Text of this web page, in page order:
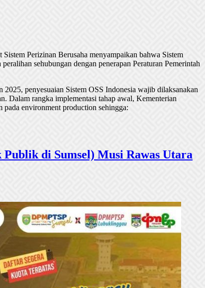
Perizinan Berusaha menyampaikan bahwa Sistem
sehubungan dengan penerapan Peraturan Pemerintah
2025, penyesuaian Sistem OSS Indonesia wajib dilaksanakan
Dalam rangka implementasi tahap awal, Kementerian
environment production sehingga:
di Sumsel) Musi Rawas Utara